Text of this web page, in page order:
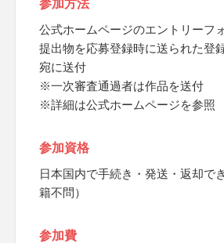
参加方法
公式ホームページのエントリーフ
提出物を応募登録時に送られた登
宛に送付
※一次審査通過者は作品を送付
※詳細は公式ホームページを参照
参加資格
日本国内で手続き・発送・返却で
籍不問）
参加費